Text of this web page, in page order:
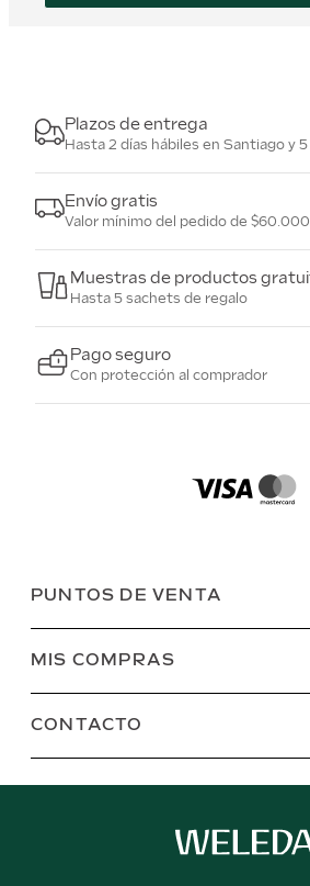
Plazos de entrega
Hasta 2 días hábiles en Santiago y
Envío gratis
Valor mínimo del pedido de $60.000
Muestras de productos
Hasta 5 sachets de regalo
Pago seguro
Con protección al comprador
PUNTOS DE VENTA
MIS COMPRAS
CONTACTO